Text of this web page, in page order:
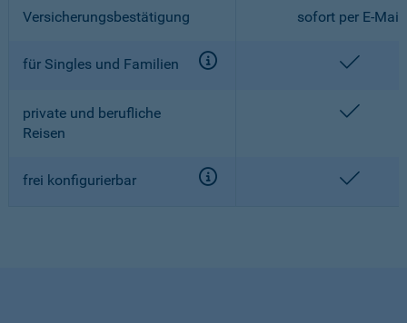
Versicherungsbestätigung sofort per E-Mail
für Singles und Familien
private und berufliche
Reisen
frei konfigurierbar